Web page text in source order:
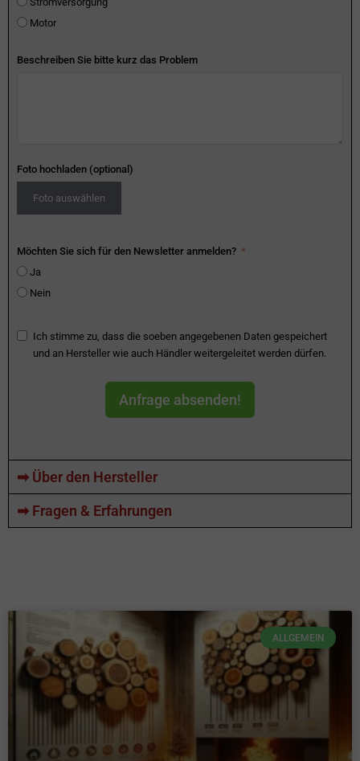
Motor
Beschreiben Sie bitte kurz das Problem
Foto hochladen (optional)
Foto auswählen
Möchten Sie sich für den Newsletter anmelden?
Ja
Nein
Ich stimme zu, dass die soeben angegebenen Daten gespeichert
und an Hersteller wie auch Händler weitergeleitet werden dürfen.
Anfrage absenden!
➡ Über den Hersteller
➡ Fragen & Erfahrungen
ALLGEMEIN